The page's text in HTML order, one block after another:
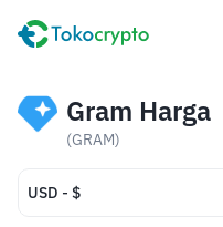
Gram Harga
(GRAM)
USD - $